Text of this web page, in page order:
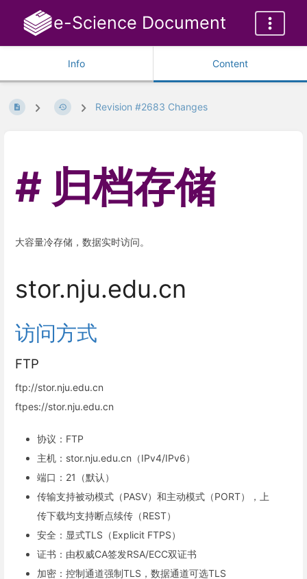
e-Science Document
Info Content
Revision #2683 Changes
归档存储
大容量冷存储，数据实时访问。
stor.nju.edu.cn
访问方式
FTP
ftp://stor.nju.edu.cn
ftpes://stor.nju.edu.cn
协议：FTP
主机：stor.nju.edu.cn（IPv4/IPv6）
端口：21（默认）
传输支持被动模式（PASV）和主动模式（PORT），上
传下载均支持断点续传（REST）
安全：显式TLS（Explicit FTPS）
证书：由权威CA签发RSA/ECC双证书
加密：控制通道强制TLS，数据通道可选TLS